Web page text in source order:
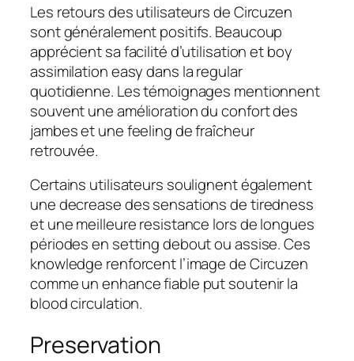
Les retours des utilisateurs de Circuzen
sont généralement positifs. Beaucoup
apprécient sa facilité d’utilisation et boy
assimilation easy dans la regular
quotidienne. Les témoignages mentionnent
souvent une amélioration du confort des
jambes et une feeling de fraîcheur
retrouvée.
Certains utilisateurs soulignent également
une decrease des sensations de tiredness
et une meilleure resistance lors de longues
périodes en setting debout ou assise. Ces
knowledge renforcent l’image de Circuzen
comme un enhance fiable put soutenir la
blood circulation.
Preservation